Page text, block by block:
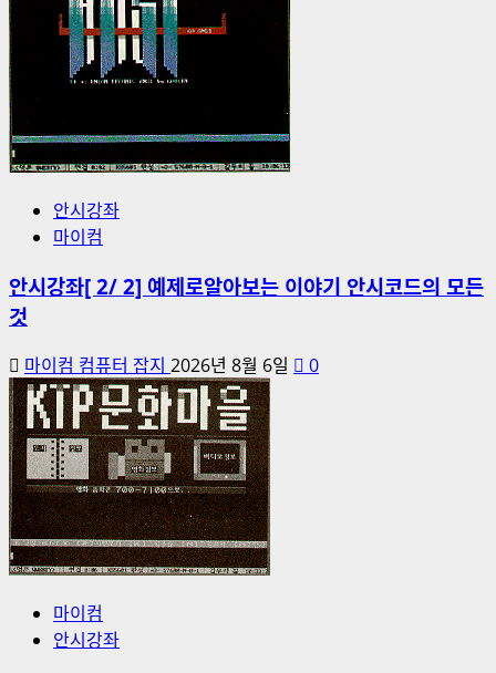
안시강좌
마이컴
안시강좌[ 2/ 2] 예제로알아보는 이야기 안시코드의 모든
것
마이컴 컴퓨터 잡지 2026년 8월 6일 0
마이컴
안시강좌